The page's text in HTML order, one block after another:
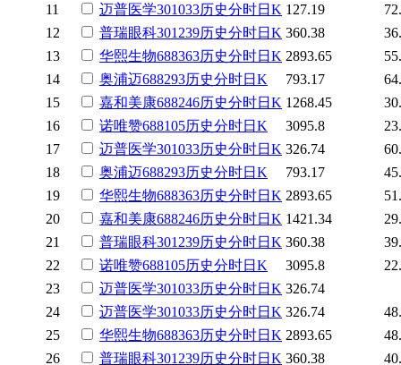
11
迈普医学301033历史分时日K 127.19
12
普瑞眼科301239历史分时日K 360.38
13
华熙生物688363历史分时日K 2893.65
14
奥浦迈688293历史分时日K 793.17
15
嘉和美康688246历史分时日K 1268.45
16
诺唯赞688105历史分时日K 3095.8
17
迈普医学301033历史分时日K 326.74
18
奥浦迈688293历史分时日K 793.17
19
华熙生物688363历史分时日K 2893.65
20
嘉和美康688246历史分时日K 1421.34
21
普瑞眼科301239历史分时日K 360.38
22
诺唯赞688105历史分时日K 3095.8
23
迈普医学301033历史分时日K 326.74
24
迈普医学301033历史分时日K 326.74
25
华熙生物688363历史分时日K 2893.65
26
普瑞眼科301239历史分时日K 360.38